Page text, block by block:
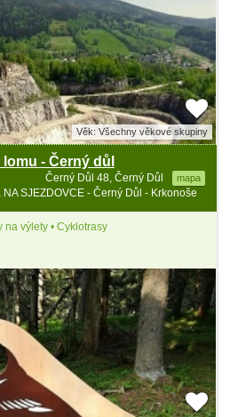
Věk: Všechny věkové skupiny
- Černý důl
Černý Důl 48, Černý Důl mapa
SJEZDOVCE - Černý Důl - Krkonoše
na výlety • Cyklotrasy